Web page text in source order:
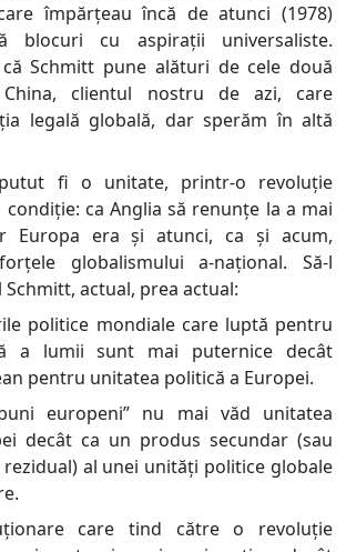
împărțeau încă de atunci (1978)
blocuri cu aspirații universaliste.
Schmitt pune alături de cele două
clientul nostru de azi, care
legală globală, dar sperăm în altă
fi o unitate, printr-o revoluție
condiție: ca Anglia să renunțe la a mai
Europa era și atunci, ca și acum,
globalismului a-național. Să-l
Schmitt, actual, prea actual:
politice mondiale care luptă pentru
a lumii sunt mai puternice decât
pentru unitatea politică a Europei.
europeni” nu mai văd unitatea
decât ca un produs secundar (sau
al unei unități politice globale
care tind către o revoluție